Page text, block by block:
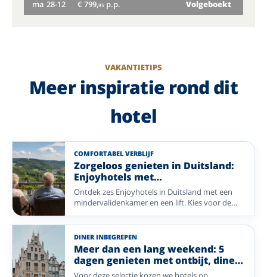
ma 28-12 € 799,95 p.p. Volgeboekt
VAKANTIETIPS
Meer inspiratie rond dit
hotel
COMFORTABEL VERBLIJF
Zorgeloos genieten in Duitsland:
Enjoyhotels met
mindervalidekamers
Ontdek zes Enjoyhotels in Duitsland met een
mindervalidenkamer en een lift. Kies voor de
wijngaarden van de Moezel, de frisse zeelucht
aan de Duitse Waddenkust, de heuvels van het
Sauerland, de gastvrijheid van het Münsterland
of de natuur van de Eifel en geniet zorgeloos van
een ontspannen vakantie.
DINER INBEGREPEN
Meer dan een lang weekend: 5
dagen genieten met ontbijt, diner
en meer